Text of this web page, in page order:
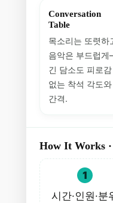
Conversation
Table
목소리는 또렷하
음악은 부드럽
긴 담소도 피로감
없는 착석 각도와
간격.
How It Works
1
시간·인원·분